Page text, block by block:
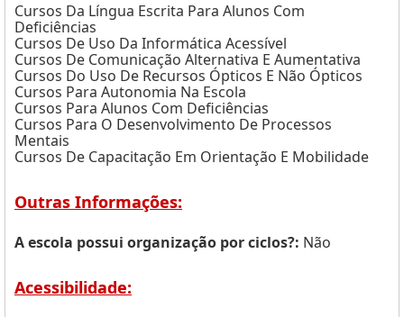
Cursos Da Língua Escrita Para Alunos Com
Deficiências
Cursos De Uso Da Informática Acessível
Cursos De Comunicação Alternativa E Aumentativa
Cursos Do Uso De Recursos Ópticos E Não Ópticos
Cursos Para Autonomia Na Escola
Cursos Para Alunos Com Deficiências
Cursos Para O Desenvolvimento De Processos
Mentais
Cursos De Capacitação Em Orientação E Mobilidade
Outras Informações:
A escola possui organização por ciclos?: Não
Acessibilidade: